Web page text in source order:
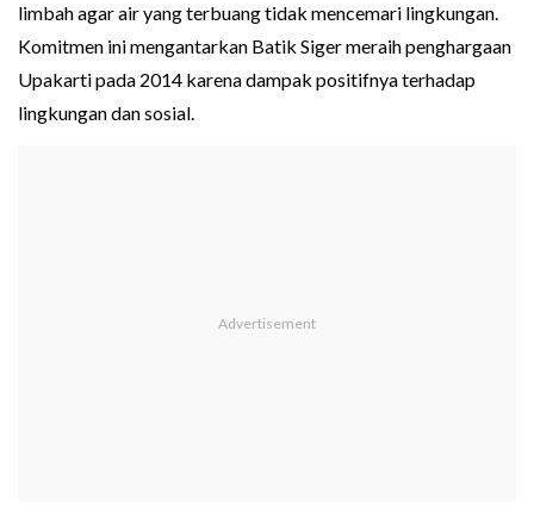
limbah agar air yang terbuang tidak mencemari lingkungan.
Komitmen ini mengantarkan Batik Siger meraih penghargaan
Upakarti pada 2014 karena dampak positifnya terhadap
lingkungan dan sosial.